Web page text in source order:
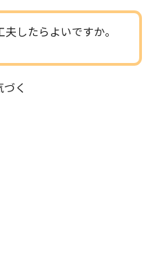
したらよいですか。
く